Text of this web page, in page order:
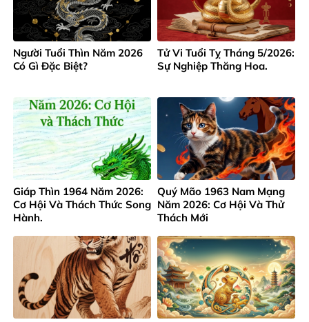
Người Tuổi Thìn Năm 2026
Có Gì Đặc Biệt?
Tử Vi Tuổi Tỵ Tháng 5/2026:
Sự Nghiệp Thăng Hoa.
Giáp Thìn 1964 Năm 2026:
Cơ Hội Và Thách Thức Song
Hành.
Quý Mão 1963 Nam Mạng
Năm 2026: Cơ Hội Và Thử
Thách Mới